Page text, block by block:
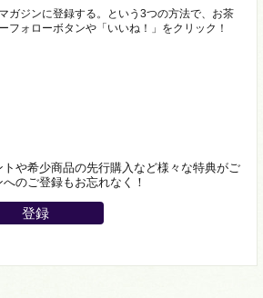
ガジンに登録する。という3つの方法で、お茶
ォローボタンや「いいね！」をクリック！
や希少商品の先行購入など様々な特典がご
のご登録もお忘れなく！